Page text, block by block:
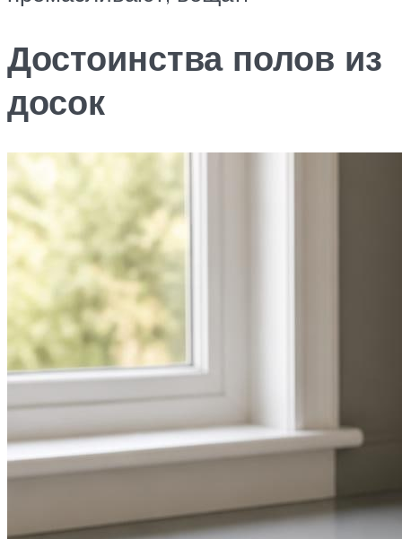
Достоинства полов из
досок